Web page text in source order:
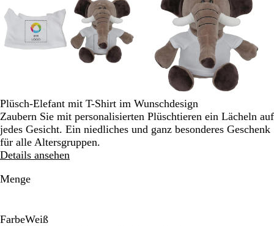
Tasten
und
-
zum
Pfeiltasten
zum
Schwenken.
Tasten
+
und
zum
Zoomen
und
zum
Schwenken.
Plüsch-Elefant mit T-Shirt im Wunschdesign
Zaubern Sie mit personalisierten Plüschtieren ein Lächeln auf
jedes Gesicht. Ein niedliches und ganz besonderes Geschenk
für alle Altersgruppen.
Details ansehen
Menge
FarbeWeiß